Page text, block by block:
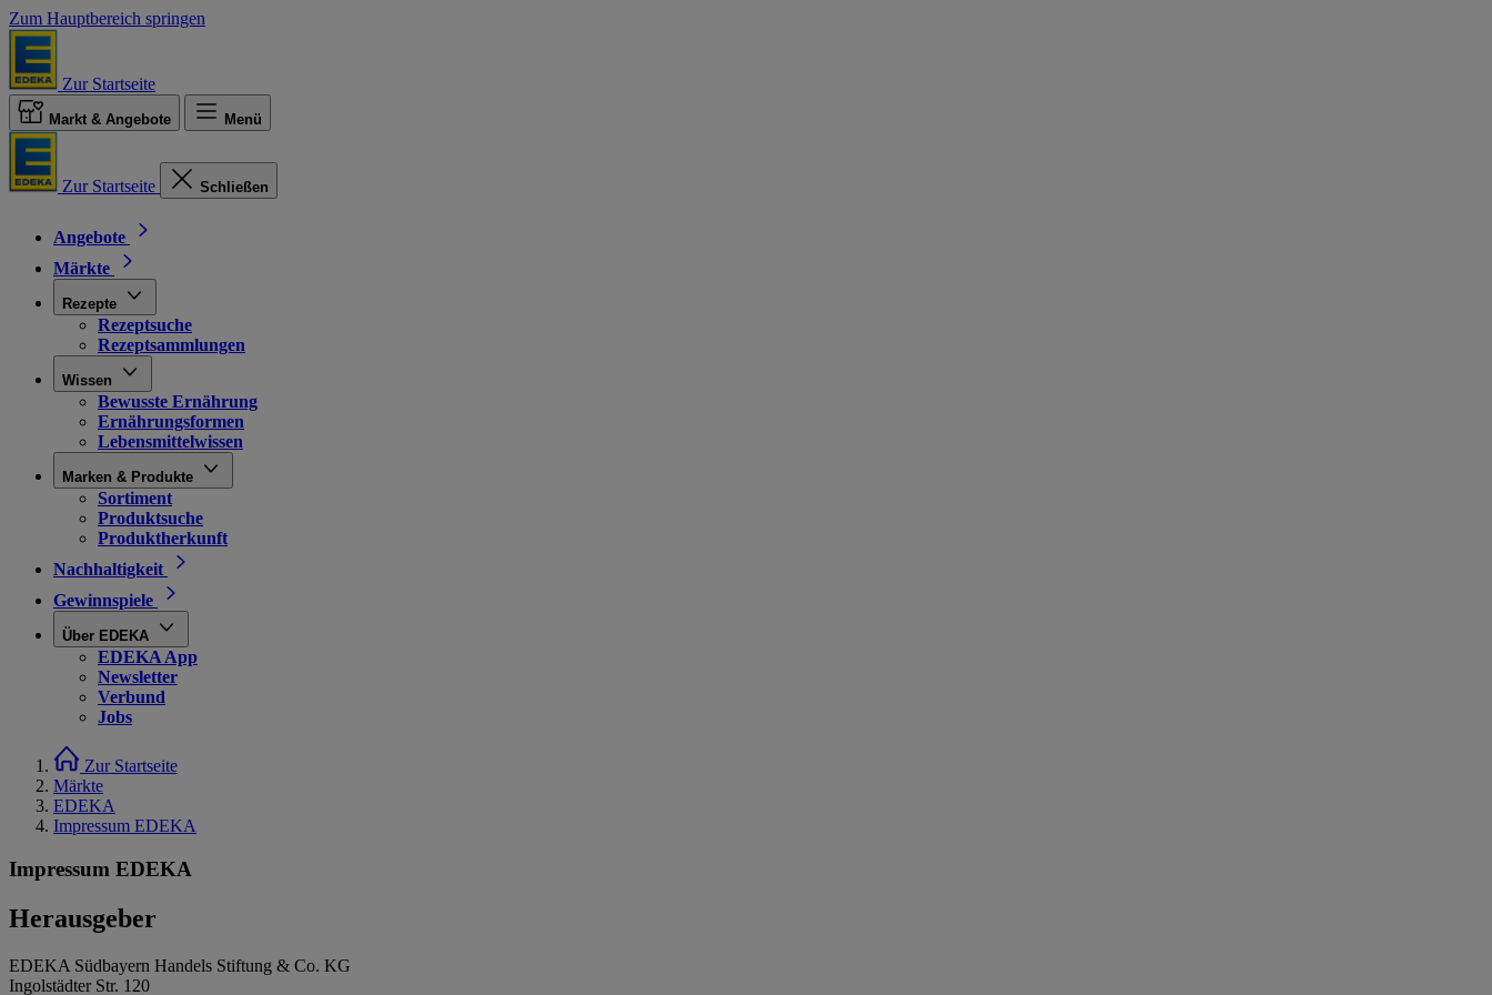
Zum Hauptbereich springen
Zur Startseite
Markt & Angebote Menü
Zur Startseite Schließen
Angebote
Märkte
Rezepte
Rezeptsuche
Rezeptsammlungen
Wissen
Bewusste Ernährung
Ernährungsformen
Lebensmittelwissen
Marken & Produkte
Sortiment
Produktsuche
Produktherkunft
Nachhaltigkeit
Gewinnspiele
Über EDEKA
EDEKA App
Newsletter
Verbund
Jobs
Zur Startseite
Märkte
EDEKA
Impressum EDEKA
Impressum EDEKA
Herausgeber
EDEKA Südbayern Handels Stiftung & Co. KG
Ingolstädter Str. 120